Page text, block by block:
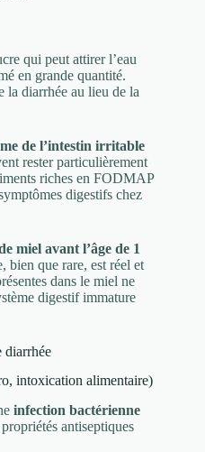
qui peut attirer l’eau
en grande quantité.
la diarrhée au lieu de la
de l’intestin irritable
rester particulièrement
riches en FODMAP
digestifs chez
miel avant l’âge de 1
bien que rare, est réel et
dans le miel ne
digestif immature
diarrhée
intoxication alimentaire)
infection bactérienne
antiseptiques